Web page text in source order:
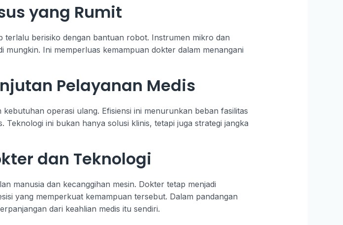
yang Rumit
berisiko dengan bantuan robot. Instrumen mikro dan
mungkin. Ini memperluas kemampuan dokter dalam menangani
Pelayanan Medis
operasi ulang. Efisiensi ini menurunkan beban fasilitas
ini bukan hanya solusi klinis, tetapi juga strategi jangka
dan Teknologi
manusia dan kecanggihan mesin. Dokter tetap menjadi
yang memperkuat kemampuan tersebut. Dalam pandangan
dari keahlian medis itu sendiri.